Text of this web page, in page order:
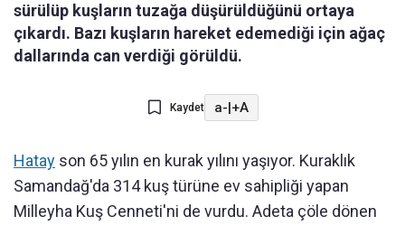
sürülüp kuşların tuzağa düşürüldüğünü ortaya
çıkardı. Bazı kuşların hareket edemediği için ağaç
dallarında can verdiği görüldü.
Kaydet a-|+A
Hatay son 65 yılın en kurak yılını yaşıyor. Kuraklık
Samandağ'da 314 kuş türüne ev sahipliği yapan
Milleyha Kuş Cenneti'ni de vurdu. Adeta çöle dönen